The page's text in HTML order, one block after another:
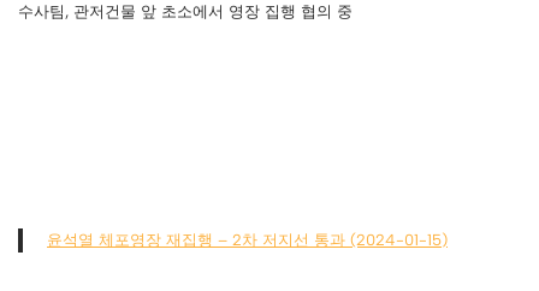
수사팀, 관저건물 앞 초소에서 영장 집행 협의 중
윤석열 체포영장 재집행 – 2차 저지선 통과 (2024-01-15)